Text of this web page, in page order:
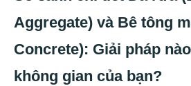
Aggregate) và Bê tông
Concrete): Giải pháp
không gian của bạn?